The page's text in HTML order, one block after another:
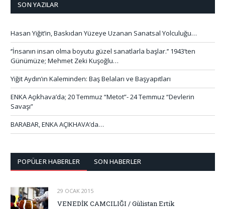
SON YAZILAR
Hasan Yiğit’in, Baskıdan Yüzeye Uzanan Sanatsal Yolculuğu…
‘’İnsanın insan olma boyutu güzel sanatlarla başlar.’’ 1943’ten
Günümüze; Mehmet Zeki Kuşoğlu…
Yiğit Aydın’ın Kaleminden: Baş Belaları ve Başyapıtları
ENKA Açıkhava’da; 20 Temmuz “Metot”- 24 Temmuz “Devlerin
Savaşı”
BARABAR, ENKA AÇIKHAVA’da…
POPÜLER HABERLER SON HABERLER
29 OCAK 2015
VENEDİK CAMCILIĞI / Gülistan Ertik